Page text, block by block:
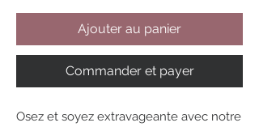
Ajouter au panier
Commander et payer
Osez et soyez extravageante avec notre